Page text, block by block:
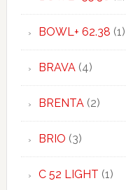
BOWL+ 62.38 (1)
BRAVA(4)
BRENTA(2)
BRIO (3)
C 52 LIGHT (1)